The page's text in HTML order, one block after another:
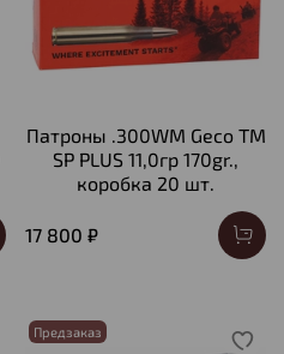
Патроны .300WM Geco TM
SP PLUS 11,0гр 170gr.,
коробка 20 шт.
17 800 ₽
Предзаказ